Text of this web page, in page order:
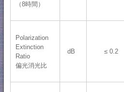
（8時間）
Polarization
Extinction
Ratio
偏光消光比
dB ≤ 0.2